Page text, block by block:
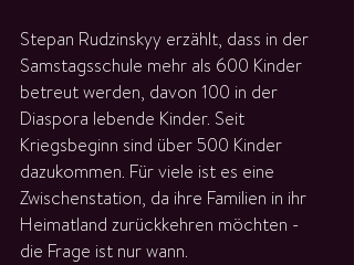
Stepan Rudzinskyy erzählt, dass in der
Samstagsschule mehr als 600 Kinder
betreut werden, davon 100 in der
Diaspora lebende Kinder. Seit
Kriegsbeginn sind über 500 Kinder
dazukommen. Für viele ist es eine
Zwischenstation, da ihre Familien in ihr
Heimatland zurückkehren möchten -
die Frage ist nur wann.